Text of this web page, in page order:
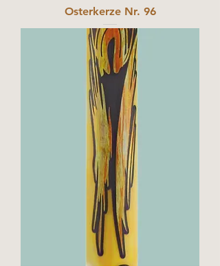
Osterkerze Nr. 96